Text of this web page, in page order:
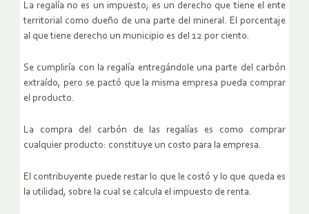
La regalía no es un impuesto; es un derecho que tiene el ente
territorial como dueño de una parte del mineral. El porcentaje
al que tiene derecho un municipio es del 12 por ciento.
Se cumpliría con la regalía entregándole una parte del carbón
extraído, pero se pactó que la misma empresa pueda comprar
el producto.
La compra del carbón de las regalías es como comprar
cualquier producto: constituye un costo para la empresa.
El contribuyente puede restar lo que le costó y lo que queda es
la utilidad, sobre la cual se calcula el impuesto de renta.